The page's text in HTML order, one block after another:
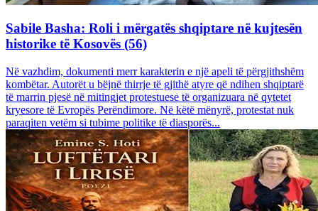
Sabile Basha: Roli i mërgatës shqiptare në kujtesën
historike të Kosovës (56)
Në vazhdim, dokumenti merr karakterin e një apeli të përgjithshëm
kombëtar. Autorët u bëjnë thirrje të gjithë atyre që ndihen shqiptarë
të marrin pjesë në mitingjet protestuese të organizuara në qytetet
kryesore të Evropës Perëndimore. Në këtë mënyrë, protestat nuk
paraqiten vetëm si tubime politike të diasporës...